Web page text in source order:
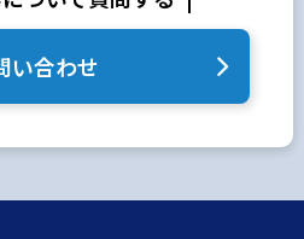
い合わせ